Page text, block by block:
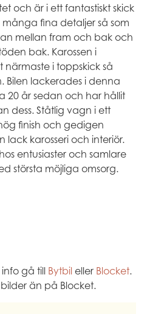
och är i ett fantastiskt skick
fina detaljer så som
mellan fram och bak och
bak. Karossen i
närmaste i toppskick så
Bilen lackerades i denna
20 år sedan och har hållit
dess. Ståtlig vagn i ett
finish och gedigen
lack karosseri och interiör.
entusiaster och samlare
största möjliga omsorg.
gå till Bytbil eller Blocket.
bilder än på Blocket.